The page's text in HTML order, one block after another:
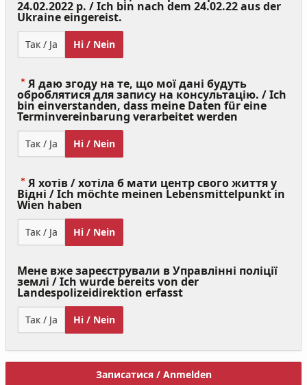
24.02.2022 р. / Ich bin nach dem 24.02.22 aus der
Ukraine eingereist.
Required)
Так / Ja Ні / Nein
Я даю згоду на те, що мої дані будуть
оброблятися для запису на консультацію. / Ich
bin einverstanden, dass meine Daten für eine
Terminvereinbarung verarbeitet werden
Так / Ja Ні / Nein
Я хотів / хотіла б мати центр свого життя у
Відні / Ich möchte meinen Lebensmittelpunkt in
Wien haben
Required)
Так / Ja Ні / Nein
Мене вже зареєстрували в Управлінні поліції
землі / Ich wurde bereits von der
Landespolizeidirektion erfasst
Так / Ja Ні / Nein
Записатися / Anmelden